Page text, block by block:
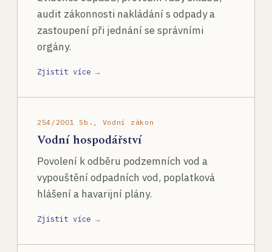
audit zákonnosti nakládání s odpady a
zastoupení při jednání se správními
orgány.
Zjistit více →
254/2001 Sb., Vodní zákon
Vodní hospodářství
Povolení k odběru podzemních vod a
vypouštění odpadních vod, poplatková
hlášení a havarijní plány.
Zjistit více →